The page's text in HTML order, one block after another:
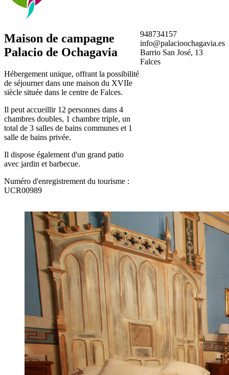
Maison de campagne
Palacio de Ochagavia
Hébergement unique, offrant la possibilité
de séjourner dans une maison du XVIIe
siècle située dans le centre de Falces.
Il peut accueillir 12 personnes dans 4
chambres doubles, 1 chambre triple, un
total de 3 salles de bains communes et 1
salle de bains privée.
Il dispose également d'un grand patio
avec jardin et barbecue.
Numéro d'enregistrement du tourisme :
UCR00989
948734157
info@palacioochagavia.es
Barrio San José, 13
Falces